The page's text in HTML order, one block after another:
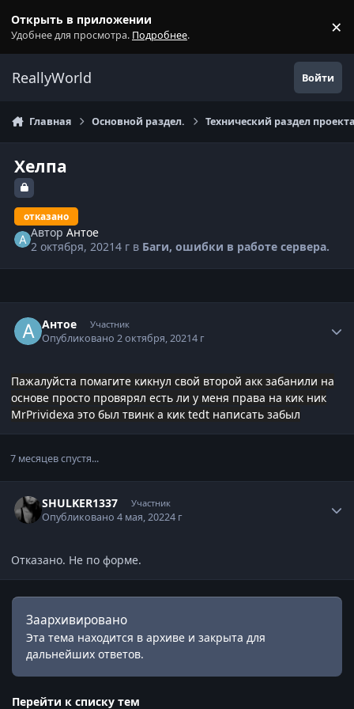
Открыть в приложении
Удобнее для просмотра. Подробнее. ×
ReallyWorld Войти
Главная Основной раздел. Технический раздел
Хелпа
отказано
АвторАнтое
2 октября, 20214 г в Баги, ошибки в работе сервера.
Антое Участник
Опубликовано2 октября, 20214 г
Пажалуйста помагите кикнул свой второй акк забанили на
основе просто провярял есть ли у меня права на кик ник
MrPrividexa это был твинк а кик tedt написать забыл
7 месяцев спустя...
SHULKER1337 Участник
Опубликовано4 мая, 20224 г
Отказано. Не по форме.
Заархивировано
Эта тема находится в архиве и закрыта для
дальнейших ответов.
Перейти к списку тем